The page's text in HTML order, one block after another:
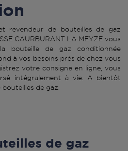
revendeur de bouteilles de gaz
CAURBURANT LA MEYZE vous
bouteille de gaz conditionnée
à vos besoins près de chez vous
votre consigne en ligne, vous
intégralement à vie. A bientôt
de gaz.
de gaz